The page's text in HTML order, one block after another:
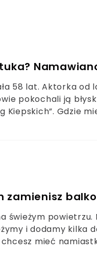
58 lat. Aktorka od
pokochali ją
Kiepskich”. Gdzie
zamienisz
świeżym
i dodamy kilka
mieć